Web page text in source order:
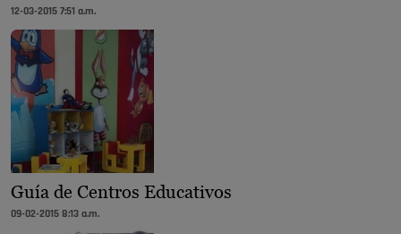
12-03-2015 7:51 a.m.
Guía de Centros Educativos
09-02-2015 8:13 a.m.